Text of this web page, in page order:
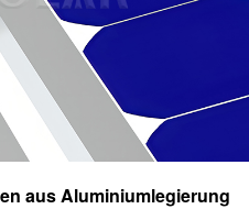
aus Aluminiumlegierung